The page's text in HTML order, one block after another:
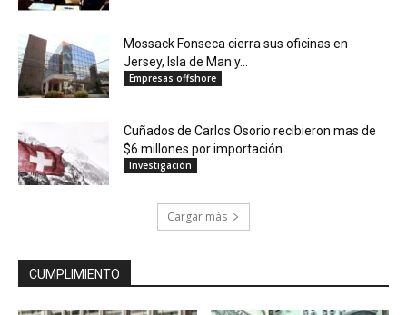
Mossack Fonseca cierra sus oficinas en
Jersey, Isla de Man y...
Empresas offshore
Cuñados de Carlos Osorio recibieron mas de
$6 millones por importación...
Investigación
Cargar más
CUMPLIMIENTO